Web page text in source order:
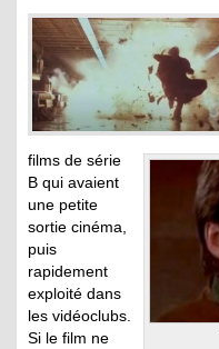
films de série
B qui avaient
une petite
sortie cinéma,
puis
rapidement
exploité dans
les vidéoclubs.
Si le film ne